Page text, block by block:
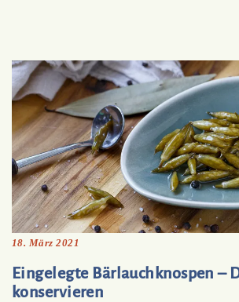
18. März 2021
Eingelegte Bärlauchknospen –
konservieren